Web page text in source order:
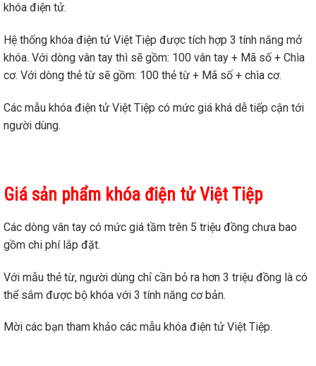
khóa điện tử.
Hệ thống khóa điện tử Việt Tiệp được tích hợp 3 tính năng mở
khóa. Với dòng vân tay thì sẽ gồm: 100 vân tay + Mã số + Chìa
cơ. Với dòng thẻ từ sẽ gồm: 100 thẻ từ + Mã số + chìa cơ.
Các mẫu khóa điện tử Việt Tiệp có mức giá khá dễ tiếp cận tới
người dùng.
Giá sản phẩm khóa điện tử Việt Tiệp
Các dòng vân tay có mức giá tầm trên 5 triệu đồng chưa bao
gồm chi phí lắp đặt.
Với mẫu thẻ từ, người dùng chỉ cần bỏ ra hơn 3 triệu đồng là có
thể sắm được bộ khóa với 3 tính năng cơ bản.
Mời các bạn tham khảo các mẫu khóa điện tử Việt Tiệp.